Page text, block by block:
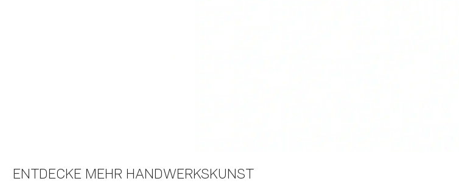
ENTDECKE MEHR HANDWERKSKUNST